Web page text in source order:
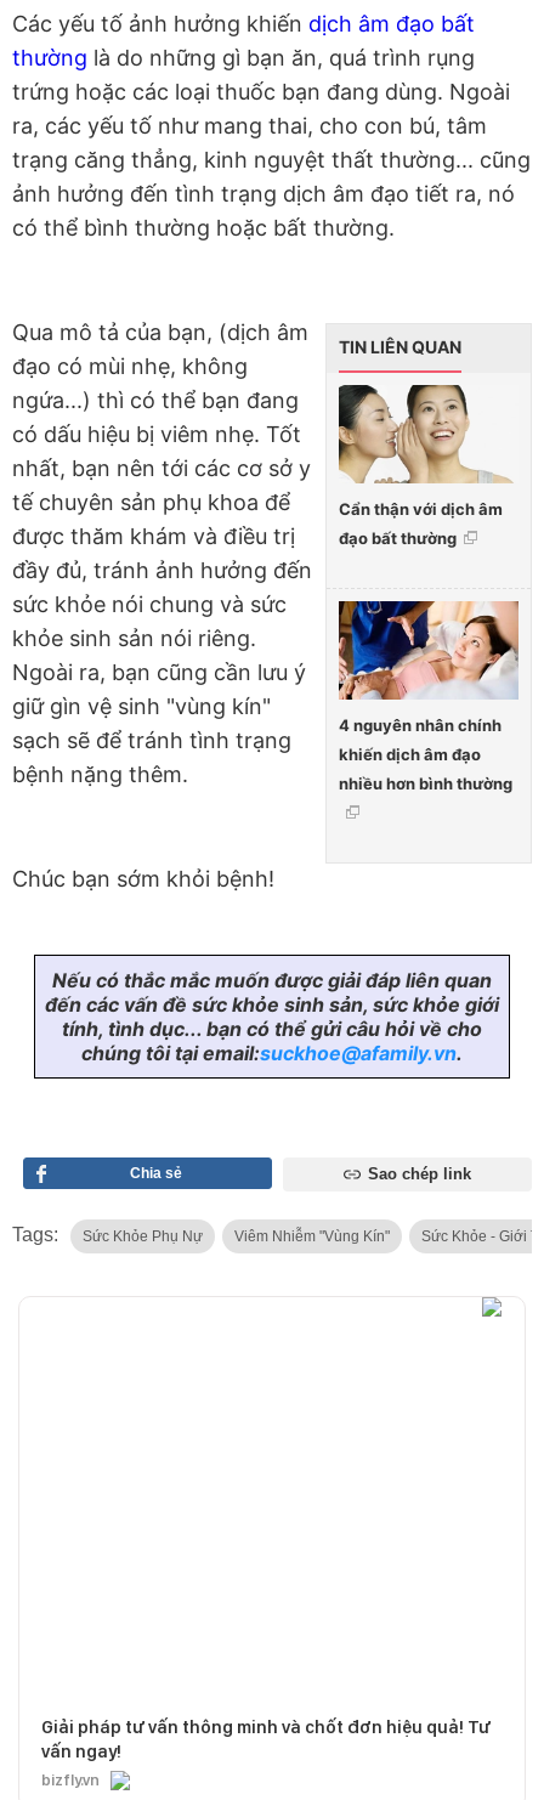
Các yếu tố ảnh hưởng khiến dịch âm đạo bất
thường là do những gì bạn ăn, quá trình rụng
trứng hoặc các loại thuốc bạn đang dùng. Ngoài
ra, các yếu tố như mang thai, cho con bú, tâm
trạng căng thẳng, kinh nguyệt thất thường... cũng
ảnh hưởng đến tình trạng dịch âm đạo tiết ra, nó
có thể bình thường hoặc bất thường.
TIN LIÊN QUAN
Cẩn thận với dịch âm
đạo bất thường
4 nguyên nhân chính
khiến dịch âm đạo
nhiều hơn bình thường
Qua mô tả của bạn, (dịch âm
đạo có mùi nhẹ, không
ngứa...) thì có thể bạn đang
có dấu hiệu bị viêm nhẹ. Tốt
nhất, bạn nên tới các cơ sở y
tế chuyên sản phụ khoa để
được thăm khám và điều trị
đầy đủ, tránh ảnh hưởng đến
sức khỏe nói chung và sức
khỏe sinh sản nói riêng.
Ngoài ra, bạn cũng cần lưu ý
giữ gìn vệ sinh "vùng kín"
sạch sẽ để tránh tình trạng
bệnh nặng thêm.
Chúc bạn sớm khỏi bệnh!
Nếu có thắc mắc muốn được giải đáp liên quan
đến các vấn đề sức khỏe sinh sản, sức khỏe giới
tính, tình dục... bạn có thể gửi câu hỏi về cho
chúng tôi tại email:suckhoe@afamily.vn.
Chia sẻ Sao chép link
Tags: Sức Khỏe Phụ Nự Viêm Nhiễm "vùng Kín" Sức Khỏe - Giới
Giải pháp tư vấn thông minh và chốt đơn hiệu quả! Tư
vấn ngay!
bizfly.vn